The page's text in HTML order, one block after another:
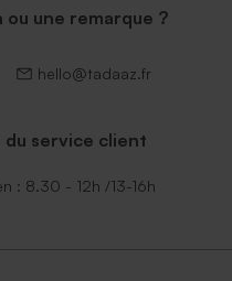
ou une remarque ?
hello@tadaaz.fr
service client
: 8.30 - 12h /13-16h